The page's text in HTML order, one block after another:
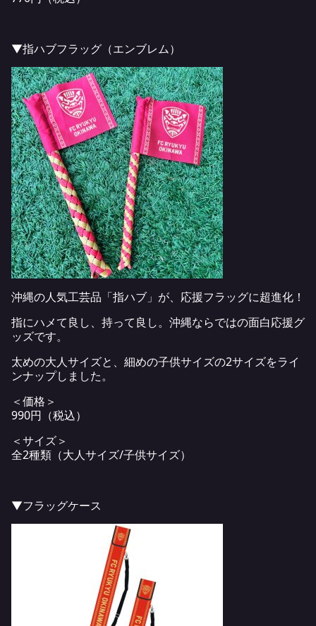
▼指ハブフラッグ（エンブレム）
沖縄の人気工芸品「指ハブ」が、応援フラッグに超進化！
指にハメて良し、持って良し。沖縄ならではの面白応援グ
ッズです。
太めの大人サイズと、細めの子供サイズの2サイズをライ
ンナップしました。
＜価格＞
990円（税込）
＜サイズ＞
全2種類（大人サイズ/子供サイズ）
▼フラッグケース